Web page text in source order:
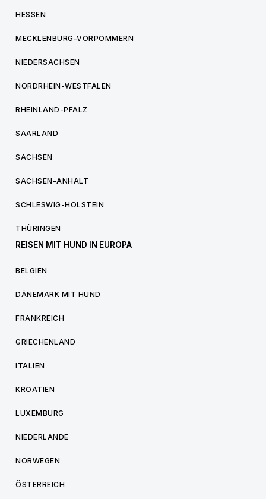
HESSEN
MECKLENBURG-VORPOMMERN
NIEDERSACHSEN
NORDRHEIN-WESTFALEN
RHEINLAND-PFALZ
SAARLAND
SACHSEN
SACHSEN-ANHALT
SCHLESWIG-HOLSTEIN
THÜRINGEN
REISEN MIT HUND IN EUROPA
BELGIEN
DÄNEMARK MIT HUND
FRANKREICH
GRIECHENLAND
ITALIEN
KROATIEN
LUXEMBURG
NIEDERLANDE
NORWEGEN
ÖSTERREICH